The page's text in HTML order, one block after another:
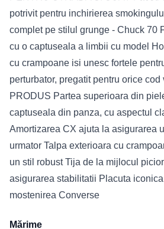
potrivit pentru inchirierea
complet pe stilul grunge - Chuck 70
cu o captuseala a limbii cu model
cu crampoane isi unesc fortele
perturbator, pregatit pentru orice cod
PRODUS Partea superioara din
captuseala din panza, cu aspectul
Amortizarea CX ajuta la asigurarea
urmator Talpa exterioara cu
un stil robust Tija de la mijlocul
asigurarea stabilitatii Placuta
mostenirea Converse
Mărime